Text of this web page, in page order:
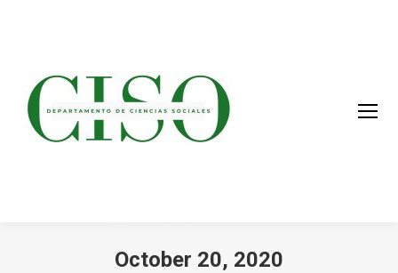
October 20, 2020